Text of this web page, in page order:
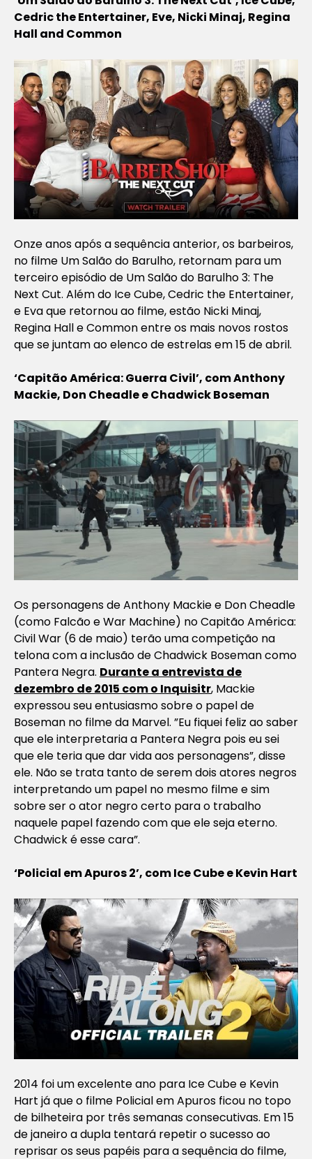
Cedric the Entertainer, Eve, Nicki Minaj, Regina
Hall and Common
Onze anos após a sequência anterior, os barbeiros,
no filme Um Salão do Barulho, retornam para um
terceiro episódio de Um Salão do Barulho 3: The
Next Cut. Além do Ice Cube, Cedric the Entertainer,
e Eva que retornou ao filme, estão Nicki Minaj,
Regina Hall e Common entre os mais novos rostos
que se juntam ao elenco de estrelas em 15 de abril.
‘Capitão América: Guerra Civil’, com Anthony
Mackie, Don Cheadle e Chadwick Boseman
Os personagens de Anthony Mackie e Don Cheadle
(como Falcão e War Machine) noCapitão América:
Civil War (6 de maio) terão uma competição na
telona com a inclusão de Chadwick Boseman como
Pantera Negra. Durante a entrevista de
dezembro de 2015 com o Inquisitr, Mackie
expressou seu entusiasmo sobre o papel de
Boseman no filme da Marvel. ”Eu fiquei feliz ao saber
que ele interpretaria a Pantera Negra pois eu sei
que ele teria que dar vida aos personagens”, disse
ele. Não se trata tanto de serem dois atores negros
interpretando um papel no mesmo filme e sim
sobre ser o ator negro certo para o trabalho
naquele papel fazendo com que ele seja eterno.
Chadwick é esse cara”.
‘Policial em Apuros 2’, com Ice Cube e Kevin Hart
2014 foi um excelente ano para Ice Cube e Kevin
Hart já que o filme Policial em Apuros ficou no topo
de bilheteira por três semanas consecutivas. Em 15
de janeiro a dupla tentará repetir o sucesso ao
reprisar os seus papéis para a sequência do filme,